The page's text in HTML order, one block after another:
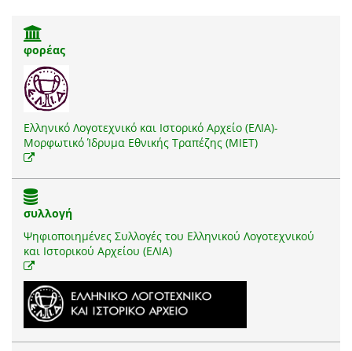
φορέας
Ελληνικό Λογοτεχνικό και Ιστορικό Αρχείο (ΕΛΙΑ)-
Μορφωτικό Ίδρυμα Εθνικής Τραπέζης (ΜΙΕΤ)
συλλογή
Ψηφιοποιημένες Συλλογές του Ελληνικού Λογοτεχνικού
και Ιστορικού Αρχείου (ΕΛΙΑ)